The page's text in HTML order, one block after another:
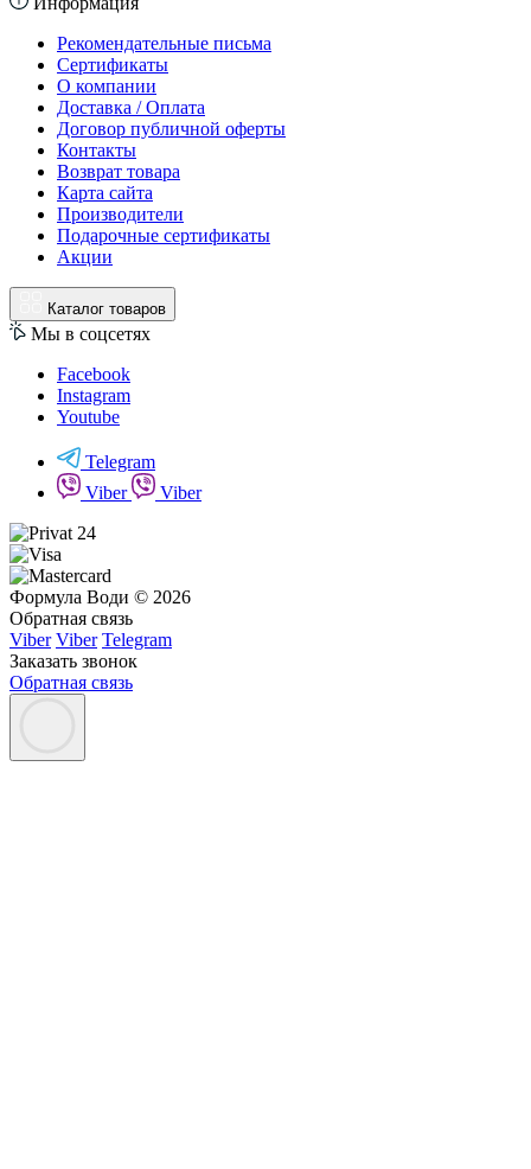
Рекомендательные письма
Сертификаты
О компании
Доставка / Оплата
Договор публичной оферты
Контакты
Возврат товара
Карта сайта
Производители
Подарочные сертификаты
Акции
Каталог товаров
Мы в соцсетях
Facebook
Instagram
Youtube
Telegram
Viber
Viber
Формула Води © 2026
Обратная связь
Viber Viber Telegram
Заказать звонок
Обратная связь